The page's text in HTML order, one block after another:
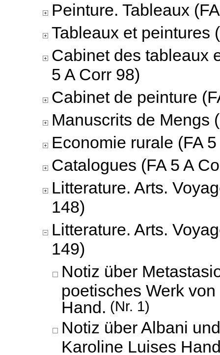
Peinture. Tableaux
Tableaux et peintures
Cabinet des tableaux
5 A Corr 98)
Cabinet de peinture
Manuscrits de Mengs
Economie rurale (FA
Catalogues (FA 5 A
Litterature. Arts.
148)
Litterature. Arts.
149)
Notiz über
poetisches Werk
Hand.
(Nr. 1)
Notiz über Albani
Karoline Luises